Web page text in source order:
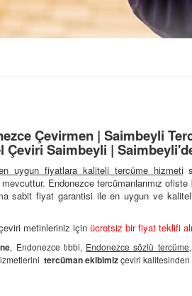
Çevirmen | Saimbeyli
Saimbeyli |
uygun fiyatlara kaliteli tercüme hizmeti
Endonezce tercümanlarımız
sabit fiyat garantisi ile en uygun ve
metinleriniz için ücretsiz bir fiyat teklifi
, Endonezce tıbbi, Endonezce sözlü tercüme
tercüman ekibimizçeviri kalitesinden